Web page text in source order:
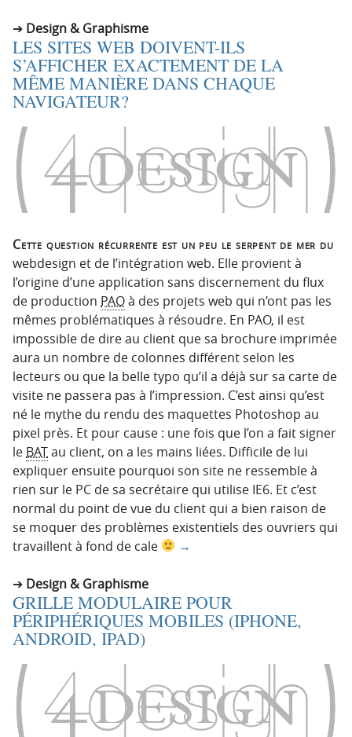
Design & Graphisme
LES SITES WEB DOIVENT-ILS
S’AFFICHER EXACTEMENT DE LA
MÊME MANIÈRE DANS CHAQUE
NAVIGATEUR?
Cette question récurrente est un peu le serpent de mer du
webdesign et de l’intégration web. Elle provient à
l’origine d’une application sans discernement du flux
de production PAOà des projets web qui n’ont pas les
mêmes problématiques à résoudre. En PAO, il est
impossible de dire au client que sa brochure imprimée
aura un nombre de colonnes différent selon les
lecteurs ou que la belle typo qu’il a déjà sur sa carte de
visite ne passera pas à l’impression. C’est ainsi qu’est
né le mythe du rendu des maquettes Photoshop au
pixel près. Et pour cause : une fois que l’on a fait signer
le BATau client, on a les mains liées. Difficile de lui
expliquer ensuite pourquoi son site ne ressemble à
rien sur le PC de sa secrétaire qui utilise IE6. Et c’est
normal du point de vue du client qui a bien raison de
se moquer des problèmes existentiels des ouvriers qui
travaillent à fond de cale
→
Design & Graphisme
GRILLE MODULAIRE POUR
PÉRIPHÉRIQUES MOBILES (IPHONE,
ANDROID, IPAD)